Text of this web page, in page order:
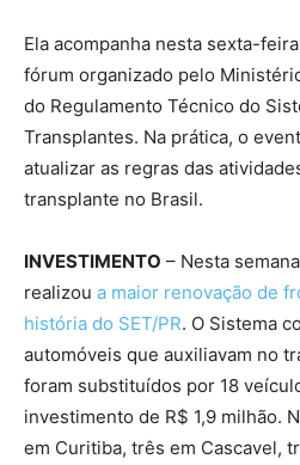
Ela acompanha nesta sexta-
fórum organizado pelo
do Regulamento Técnico do
Transplantes. Na prática, o
atualizar as regras das
transplante no Brasil.
INVESTIMENTO – Nesta
realizou a maior renovação de
história do SET/PR. O Sistema
automóveis que auxiliavam no
foram substituídos por 18
investimento de R$ 1,9 milhão.
em Curitiba, três em Cascavel,